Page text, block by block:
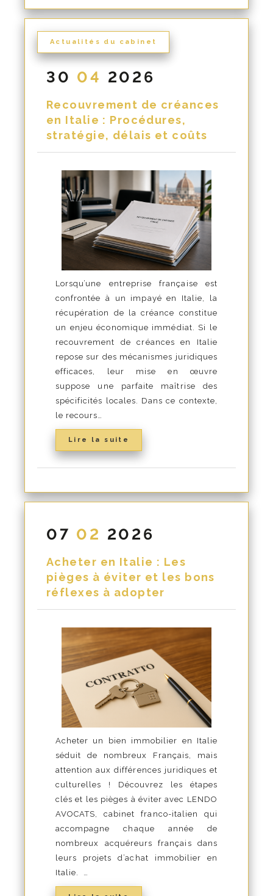
Actualités du cabinet
30 04 2026
Recouvrement de créances
en Italie : Procédures,
stratégie, délais et coûts
Lorsqu’une entreprise française est
confrontée à un impayé en Italie, la
récupération de la créance constitue
un enjeu économique immédiat. Si le
recouvrement de créances en Italie
repose sur des mécanismes juridiques
efficaces, leur mise en œuvre
suppose une parfaite maîtrise des
spécificités locales. Dans ce contexte,
le recours…
Lire la suite
07 02 2026
Acheter en Italie : Les
pièges à éviter et les bons
réflexes à adopter
Acheter un bien immobilier en Italie
séduit de nombreux Français, mais
attention aux différences juridiques et
culturelles ! Découvrez les étapes
clés et les pièges à éviter avec LENDO
AVOCATS, cabinet franco-italien qui
accompagne chaque année de
nombreux acquéreurs français dans
leurs projets d’achat immobilier en
Italie. …